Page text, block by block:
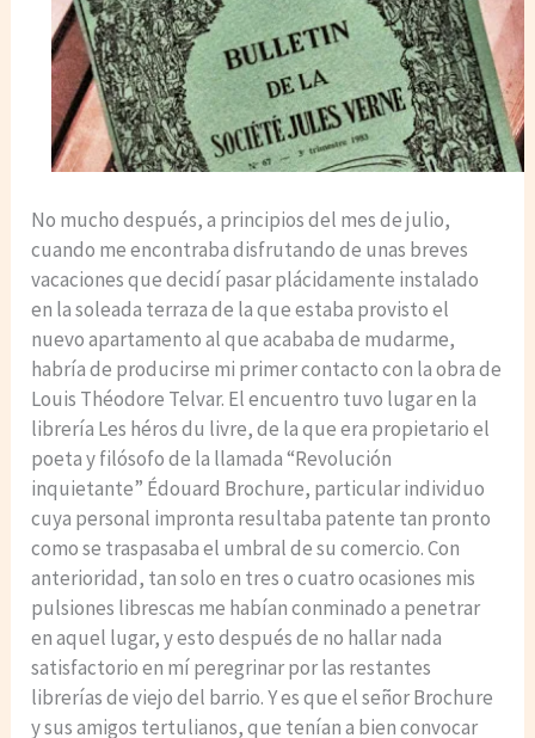
No mucho después, a principios del mes de julio,
cuando me encontraba disfrutando de unas breves
vacaciones que decidí pasar plácidamente instalado
en la soleada terraza de la que estaba provisto el
nuevo apartamento al que acababa de mudarme,
habría de producirse mi primer contacto con la obra de
Louis Théodore Telvar. El encuentro tuvo lugar en la
librería Les héros du livre, de la que era propietario el
poeta y filósofo de la llamada “Revolución
inquietante” Édouard Brochure, particular individuo
cuya personal impronta resultaba patente tan pronto
como se traspasaba el umbral de su comercio. Con
anterioridad, tan solo en tres o cuatro ocasiones mis
pulsiones librescas me habían conminado a penetrar
en aquel lugar, y esto después de no hallar nada
satisfactorio en mí peregrinar por las restantes
librerías de viejo del barrio. Y es que el señor Brochure
y sus amigos tertulianos, que tenían a bien convocar